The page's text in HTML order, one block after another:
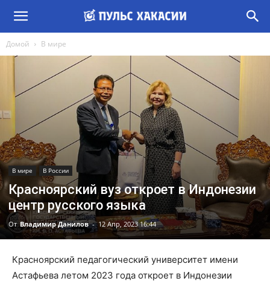
Домой В мире
В мире В России
Красноярский вуз откроет в Индонезии
центр русского языка
От Владимир Данилов - 12 Апр, 2023 16:44
Красноярский педагогический университет имени
Астафьева летом 2023 года откроет в Индонезии